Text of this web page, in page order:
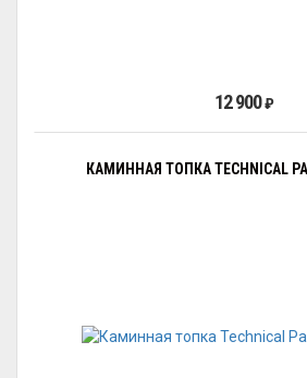
12 900₽
КАМИННАЯ ТОПКА TECHNICAL